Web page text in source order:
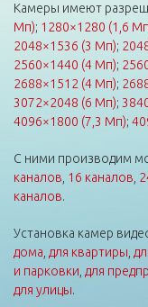
Камеры имеют
Мп); 1280×1280 (1,6
2048×1536 (3 Мп);
2560×1440 (4 Мп);
2688×1512 (4 Мп);
3072×2048 (6 Мп);
4096×1800 (7,3 Мп);
С ними производим
каналов 16 каналов
каналов.
Установка камер
дома для квартиры
и парковки для
для улицы.